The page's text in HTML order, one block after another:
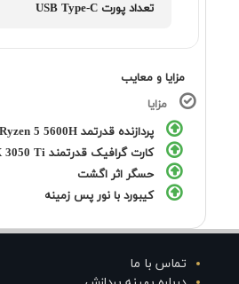
تعداد پورت USB Type-C
مزایا و معایب
مزایا
پردازنده قدرتمد Ryzen 5 5600H
کارت گرافیک قدرتمند RTX 3050 Ti
حسگر اثر اگشت
کیبورد با نور پس زمینه
تماس با ما